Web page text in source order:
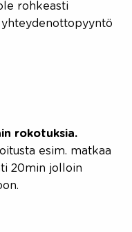
rohkeasti
rokotuksia.
esim. matkaa
20min jolloin